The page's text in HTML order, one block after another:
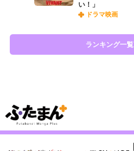
い！」
ドラマ映画
ランキング一覧